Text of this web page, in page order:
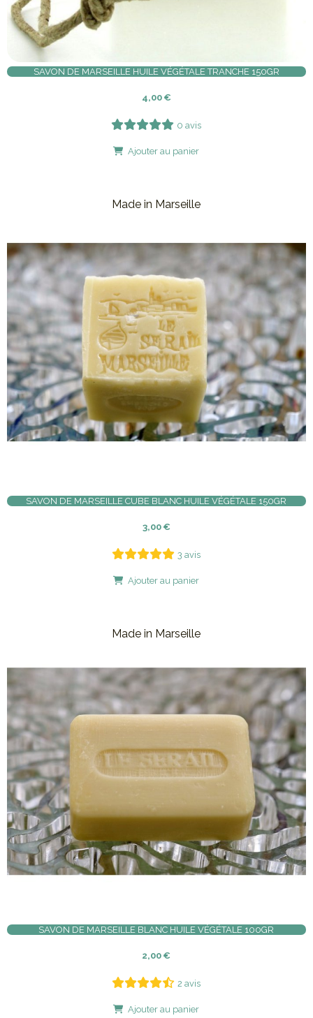
SAVON DE MARSEILLE HUILE VÉGÉTALE TRANCHE 150GR
4,00€
0 avis
Ajouter au panier
Made in Marseille
SAVON DE MARSEILLE CUBE BLANC HUILE VÉGÉTALE 150GR
3,00€
3 avis
Ajouter au panier
Made in Marseille
SAVON DE MARSEILLE BLANC HUILE VÉGÉTALE 100GR
2,00 €
2 avis
Ajouter au panier